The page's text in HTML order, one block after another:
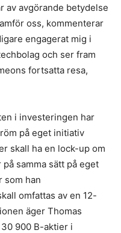
av avgörande betydelse
oss, kommenterar
engagerat mig i
och ser fram
fortsatta resa,
i investeringen har
på eget initiativ
skall ha en lock-up om
på samma sätt på eget
som han
omfattas av en 12-
äger Thomas
900 B-aktier i